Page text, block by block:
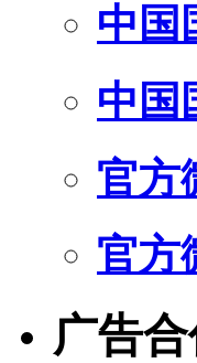
中国
中国
官方
官方
广告